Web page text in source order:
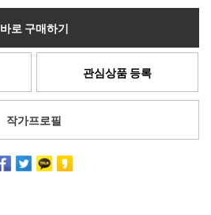
바로 구매하기
관심상품 등록
작가프로필